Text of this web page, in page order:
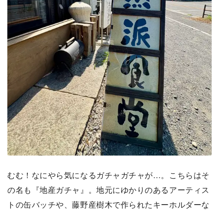
むむ！なにやら気になるガチャガチャが…。こちらはそ
の名も『地産ガチャ』。地元にゆかりのあるアーティス
トの缶バッチや、藤野産樹木で作られたキーホルダーな